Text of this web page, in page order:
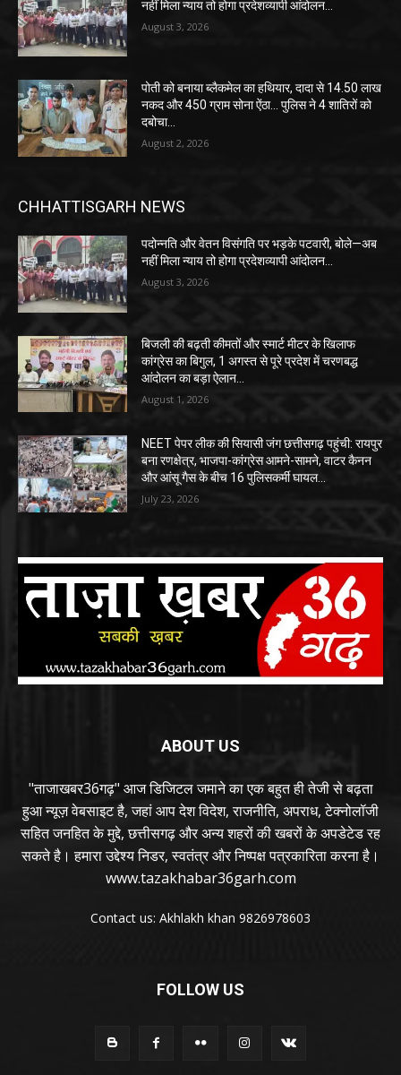
नहीं मिला न्याय तो होगा प्रदेशव्यापी आंदोलन…
August 3, 2026
पोती को बनाया ब्लैकमेल का हथियार, दादा से 14.50 लाख
नकद और 450 ग्राम सोना ऐंठा… पुलिस ने 4 शातिरों को
दबोचा…
August 2, 2026
CHHATTISGARH NEWS
पदोन्नति और वेतन विसंगति पर भड़के पटवारी, बोले—अब
नहीं मिला न्याय तो होगा प्रदेशव्यापी आंदोलन…
August 3, 2026
बिजली की बढ़ती कीमतों और स्मार्ट मीटर के खिलाफ
कांग्रेस का बिगुल, 1 अगस्त से पूरे प्रदेश में चरणबद्ध
आंदोलन का बड़ा ऐलान…
August 1, 2026
NEET पेपर लीक की सियासी जंग छत्तीसगढ़ पहुंची: रायपुर
बना रणक्षेत्र, भाजपा-कांग्रेस आमने-सामने, वाटर कैनन
और आंसू गैस के बीच 16 पुलिसकर्मी घायल…
July 23, 2026
ABOUT US
"ताजाखबर36गढ़" आज डिजिटल जमाने का एक बहुत ही तेजी से बढ़ता
हुआ न्यूज़ वेबसाइट है, जहां आप देश विदेश, राजनीति, अपराध, टेक्नोलॉजी
सहित जनहित के मुद्दे, छत्तीसगढ़ और अन्य शहरों की खबरों के अपडेटेड रह
सकते है। हमारा उद्देश्य निडर, स्वतंत्र और निष्पक्ष पत्रकारिता करना है।
www.tazakhabar36garh.com
Contact us: Akhlakh khan 9826978603
FOLLOW US